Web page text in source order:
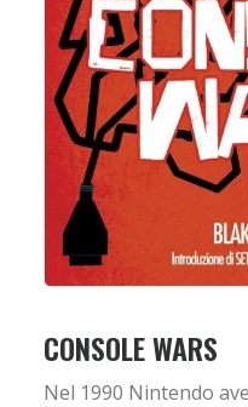
CONSOLE WARS
Nel 1990 Nintendo